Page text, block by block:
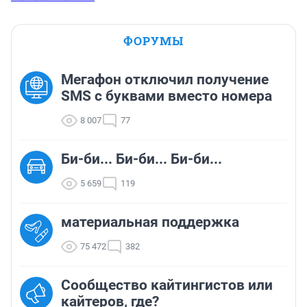
ФОРУМЫ
Мегафон отключил получение
SMS с буквами вместо номера
8 007 77
Би-би... Би-би... Би-би...
5 659 119
материальная поддержка
75 472 382
Сообщество кайтингистов или
кайтеров, где?